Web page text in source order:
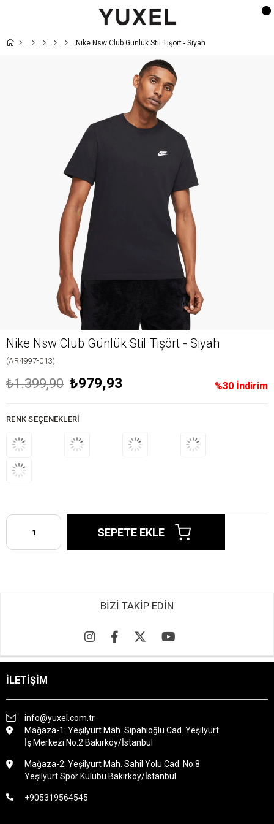
Nike Nsw Club Günlük Stil Tişört - Siyah
Nike Nsw Club Günlük Stil Tişört - Siyah
(AR4997-013)
%30 İndirim
₺1.399,90 ₺979,93
RENK SEÇENEKLERI
BİZİ TAKİP EDİN
İLETİŞİM
info@yuxel.com.tr
Mağaza-1: Yeşilyurt Mah. Sipahioğlu Cad. Yeşilyurt
İş Merkezi No:2 Bakırköy/İstanbul
Mağaza-2: Yeşilyurt Mah. Sahil Yolu Cad. No:8
Yeşilyurt Spor Kulübü Bakırköy/İstanbul
+905319564545